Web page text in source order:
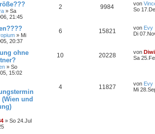
» Sa
21:45
2 9984 von
So
» Mi
20:37
6 15821 von Evy
Di
ohne
» So
15:02
10 20228 von
Sa
(Wien und
» So 24.Jul
4 11827 von Evy
Mi